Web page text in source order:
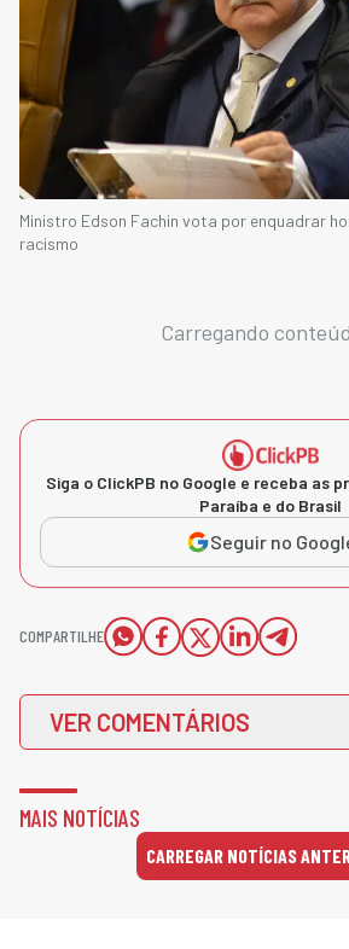
Ministro Edson Fachin vota por enquadrar
racismo
Carregando
Siga o ClickPB no Google e receba as
Paraíba e do Brasil
Seguir no
COMPARTILHE
VER COMENTÁRIOS
MAIS NOTÍCIAS
CARREGAR NOTÍCIAS